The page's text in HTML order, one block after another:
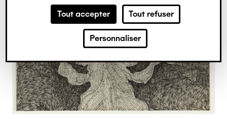
Tout accepter Tout refuser
Personnaliser